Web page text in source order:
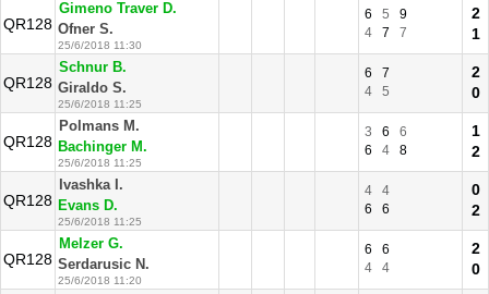
QR128
Gimeno Traver D.
Ofner S.
25/6/2018 11:30
6 5
9
4
7 7
2
1
QR128
Schnur B.
Giraldo S.
25/6/2018 11:25
6
7
4
5
2
0
QR128
Polmans M.
Bachinger M.
25/6/2018 11:25
3 6
6
6
4 8
1
2
QR128
Ivashka I.
Evans D.
25/6/2018 11:25
4
4
6
6
0
2
QR128
Melzer G.
Serdarusic N.
25/6/2018 11:20
6
6
4
4
2
0